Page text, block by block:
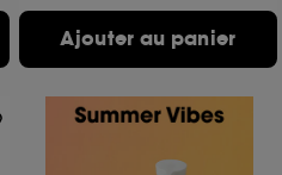
Ajouter au panier